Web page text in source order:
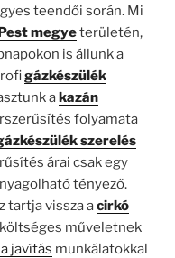
teendői során. Mi
megyeterületén,
is állunk a
gázkészülék
akazán
folyamata
szerelés
árai csak egy
tényező.
tartja vissza acirkó
műveletnek
javítás munkálatokkal